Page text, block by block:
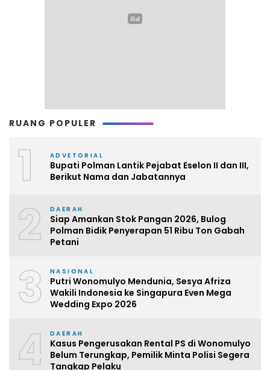
RUANG POPULER
1 ADVETORIAL
Bupati Polman Lantik Pejabat Eselon II dan III,
Berikut Nama dan Jabatannya
2 DAERAH
Siap Amankan Stok Pangan 2026, Bulog
Polman Bidik Penyerapan 51 Ribu Ton Gabah
Petani
3 NASIONAL
Putri Wonomulyo Mendunia, Sesya Afriza
Wakili Indonesia ke Singapura Even Mega
Wedding Expo 2026
4 DAERAH
Kasus Pengerusakan Rental PS di Wonomulyo
Belum Terungkap, Pemilik Minta Polisi Segera
Tangkap Pelaku